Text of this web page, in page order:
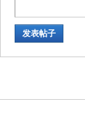
发表帖子